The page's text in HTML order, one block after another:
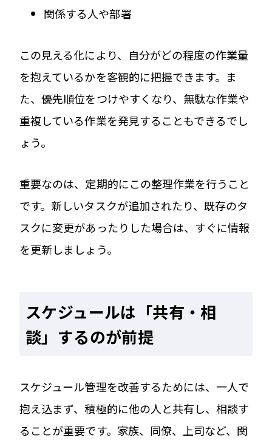
関係する人や部署
この見える化により、自分がどの程度の作業量
を抱えているかを客観的に把握できます。ま
た、優先順位をつけやすくなり、無駄な作業や
重複している作業を発見することもできるでし
ょう。
重要なのは、定期的にこの整理作業を行うこと
です。新しいタスクが追加されたり、既存のタ
スクに変更があったりした場合は、すぐに情報
を更新しましょう。
スケジュールは「共有・相
談」するのが前提
スケジュール管理を改善するためには、一人で
抱え込まず、積極的に他の人と共有し、相談す
ることが重要です。家族、同僚、上司など、関